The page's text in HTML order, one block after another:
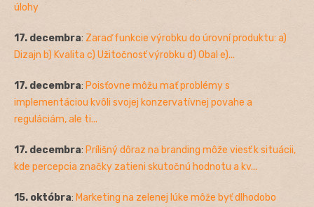
úlohy
17. decembra: Zaraď funkcie výrobku do úrovní produktu: a)
Dizajn b) Kvalita c) Užitočnosť výrobku d) Obal e)...
17. decembra: Poisťovne môžu mať problémy s
implementáciou kvôli svojej konzervatívnej povahe a
reguláciám, ale ti...
17. decembra: Prílišný dôraz na branding môže viesť k situácii,
kde percepcia značky zatieni skutočnú hodnotu a kv...
15. októbra: Marketing na zelenej lúke môže byť dlhodobo